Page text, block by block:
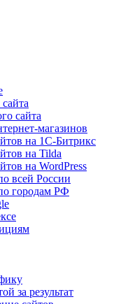
сайта
магазинов
на 1С-Битрикс
на Tilda
на WordPress
всей России
городам РФ
за результат